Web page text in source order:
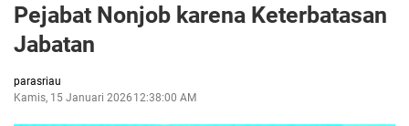
Pejabat Nonjob karena Keterbatasan
Jabatan
parasriau
Kamis, 15 Januari 2026 12:38:00 AM